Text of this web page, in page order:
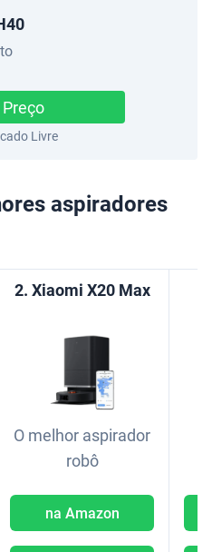
Livre
aspiradores
2. Xiaomi X20 Max
O melhor aspirador
robô
na Amazon